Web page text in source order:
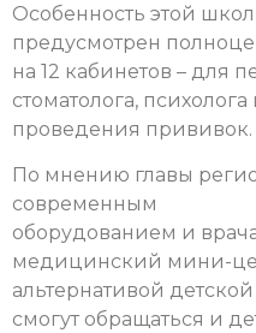
Особенность этой
предусмотрен
на 12 кабинетов – для
стоматолога,
проведения прививок.
По мнению главы
современным
оборудованием и
медицинский мини-
альтернативой
смогут обращаться и